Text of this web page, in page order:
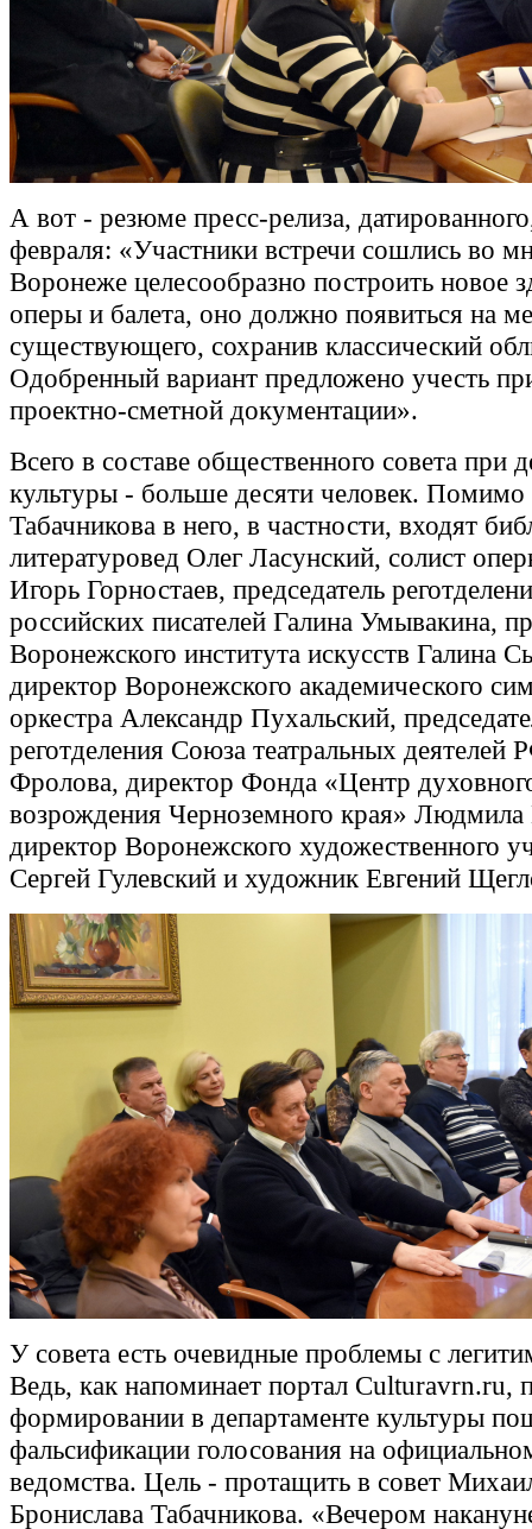
А вот - резюме пресс-релиза,
февраля: «Участники встречи сошлись во
Воронеже целесообразно построить новое
оперы и балета, оно должно появиться на
существующего, сохранив классический
Одобренный вариант предложено учесть
проектно-сметной документации».
Всего в составе общественного совета при
культуры - больше десяти человек.
Табачникова в него, в частности, входят
литературовед Олег Ласунский, солист
Игорь Горностаев, председатель
российских писателей Галина Умывакина,
Воронежского института искусств Галина
директор Воронежского академического
оркестра Александр Пухальский,
реготделения Союза театральных деятелей
Фролова, директор Фонда «Центр
возрождения Черноземного края»
директор Воронежского художественного
Сергей Гулевский и художник Евгений
У совета есть очевидные проблемы с
Ведь, как напоминает портал Culturavrn.ru,
формировании в департаменте культуры
фальсификации голосования на
ведомства. Цель - протащить в совет
Бронислава Табачникова. «Вечером